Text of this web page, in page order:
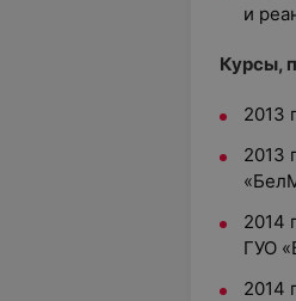
и
Курсы,
2013
2013
2014
ГУО
2014